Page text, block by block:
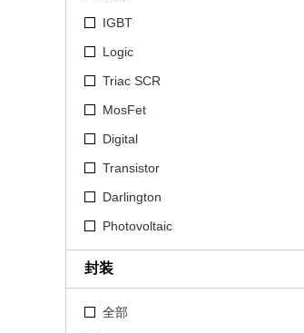
IGBT
Logic
Triac SCR
MosFet
Digital
Transistor
Darlington
Photovoltaic
封装
全部